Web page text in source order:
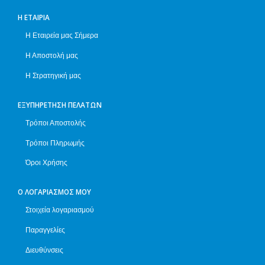
Η ΕΤΑΙΡΊΑ
Η Εταιρεία μας Σήμερα
Η Αποστολή μας
Η Στρατηγική μας
ΕΞΥΠΗΡΈΤΗΣΗ ΠΕΛΑΤΏΝ
Τρόποι Αποστολής
Τρόποι Πληρωμής
Όροι Χρήσης
Ο ΛΟΓΑΡΙΑΣΜΌΣ ΜΟΥ
Στοιχεία λογαριασμού
Παραγγελίες
Διευθύνσεις